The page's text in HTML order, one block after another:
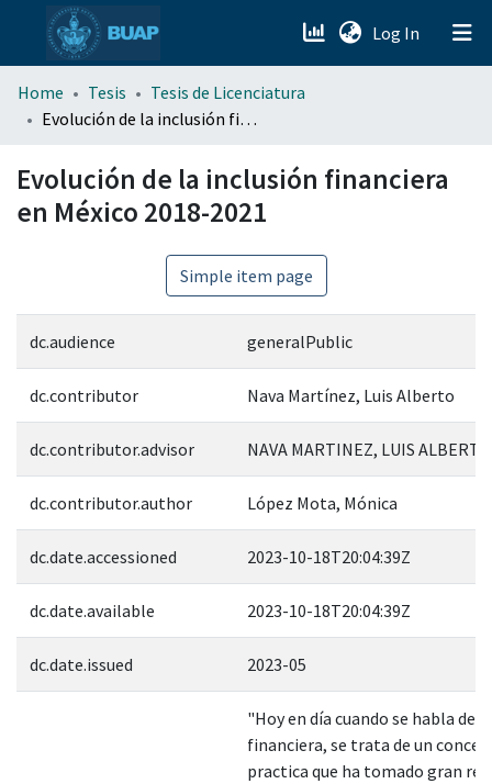
Log In (current)
menu.section.about_menu
Home Tesis
Tesis de Licenciatura
Evolución de la inclusión financiera en México 2018-2021
Evolución de la inclusión financiera
en México 2018-2021
Simple item page
dc.audience generalPublic
dc.contributor Nava Martínez, Luis Alberto
dc.contributor.advisor NAVA MARTINEZ, LUIS
dc.contributor.author López Mota, Mónica
dc.date.accessioned 2023-10-18T20:04:39Z
dc.date.available 2023-10-18T20:04:39Z
dc.date.issued 2023-05
"Hoy en día cuando se habla de
financiera, se trata de un
practica que ha tomado gran